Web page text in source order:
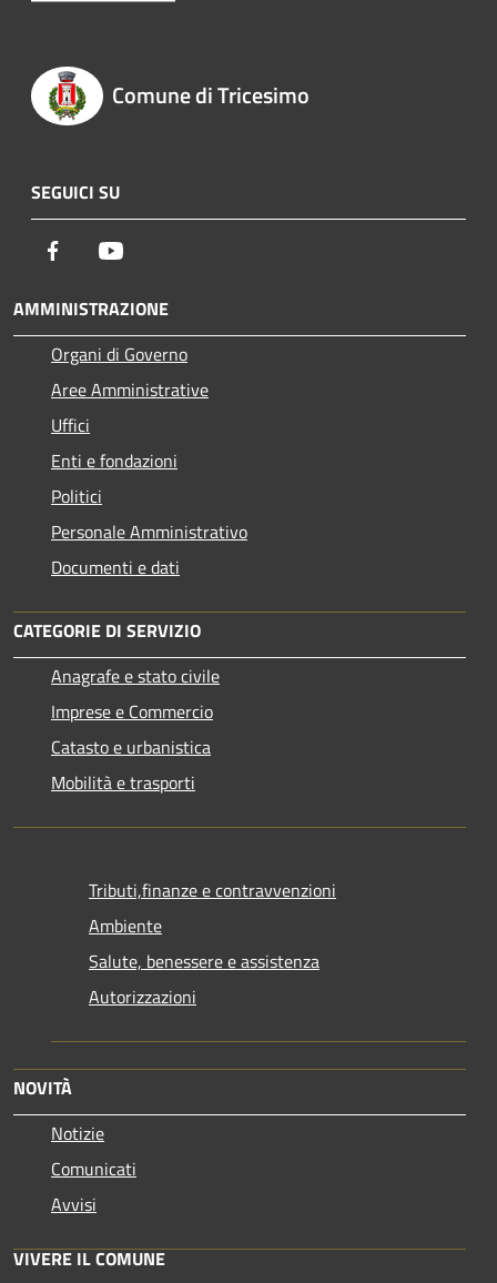
Comune di Tricesimo
SEGUICI SU
Facebook
AMMINISTRAZIONE
Organi di Governo
Aree Amministrative
Uffici
Enti e fondazioni
Politici
Personale Amministrativo
Documenti e dati
CATEGORIE DI SERVIZIO
Anagrafe e stato civile
Imprese e Commercio
Catasto e urbanistica
Mobilità e trasporti
Tributi,finanze e contravvenzioni
Ambiente
Salute, benessere e assistenza
Autorizzazioni
NOVITÀ
Notizie
Comunicati
Avvisi
VIVERE IL COMUNE